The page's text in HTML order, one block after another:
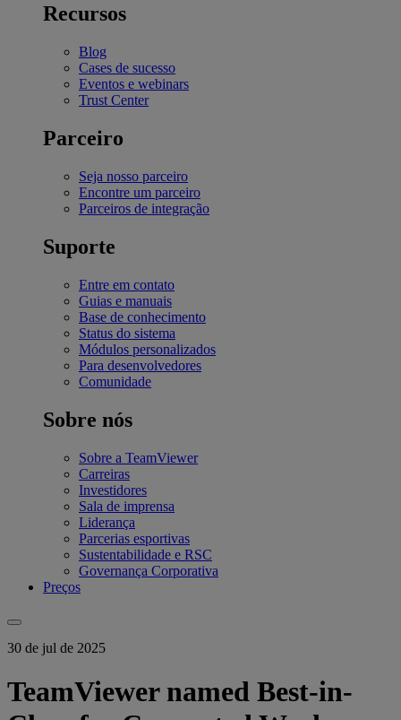
Recursos
Blog
Cases de sucesso
Eventos e webinars
Trust Center
Parceiro
Seja nosso parceiro
Encontre um parceiro
Parceiros de integração
Suporte
Entre em contato
Guias e manuais
Base de conhecimento
Status do sistema
Módulos personalizados
Para desenvolvedores
Comunidade
Sobre nós
Sobre a TeamViewer
Carreiras
Investidores
Sala de imprensa
Liderança
Parcerias esportivas
Sustentabilidade e RSC
Governança Corporativa
Preços
30 de jul de 2025
TeamViewer named Best-in-